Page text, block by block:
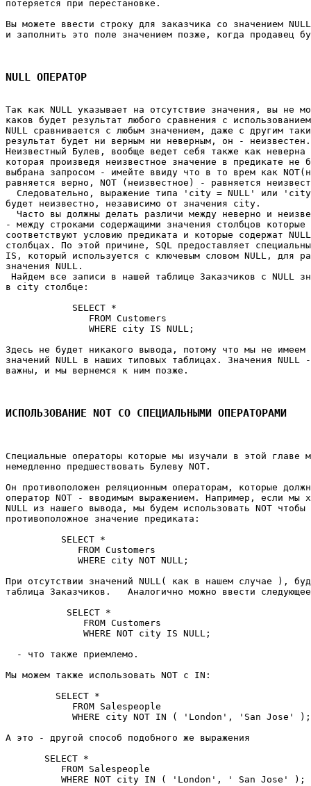
потеряется при перестановке.
Вы можете ввести строку для заказчика со значением
и заполнить это поле значением позже, когда продавец
NULL ОПЕРАТОР
Так как NULL указывает на отсутствие значения, вы не
каков будет результат любого сравнения с
NULL сравнивается с любым значением, даже с другим
результат будет ни верным ни неверным, он -
Неизвестный Булев, вообще ведет себя также как
которая произведя неизвестное значение в предикате не
выбрана запросом - имейте ввиду что в то врем как
равняется верно, NOT (неизвестное) - равняется
Следовательно, выражение типа 'city = NULL' или
будет неизвестно, независимо от значения city.
Часто вы должны делать различи между неверно и
- между строками содержащими значения столбцов
соответствуют условию предиката и которые содержат
столбцах. По этой причине, SQL предоставляет
IS, который используется с ключевым словом NULL, для
значения NULL.
Найдем все записи в нашей таблице Заказчиков с NULL
в city столбце:
            SELECT *
               FROM Customers
               WHERE city IS NULL;
Здесь не будет никакого вывода, потому что мы не
значений NULL в наших типовых таблицах. Значения
важны, и мы вернемся к ним позже.
ИСПОЛЬЗОВАНИЕ NOT СО СПЕЦИАЛЬНЫМИ ОПЕРАТОРАМИ
Специальные операторы которые мы изучали в этой главе
немедленно предшествовать Булеву NOT.
Он противоположен реляционным операторам, которые
оператор NOT - вводимым выражением. Например, если мы
NULL из нашего вывода, мы будем использовать NOT
противоположное значение предиката:
          SELECT *
             FROM Customers
             WHERE city NOT NULL;
При отсутствии значений NULL( как в нашем случае ),
таблица Заказчиков.   Аналогично можно ввести
           SELECT *
              FROM Customers
              WHERE NOT city IS NULL;
  - что также приемлемо.
Мы можем также использовать NOT с IN:
         SELECT *
            FROM Salespeople
WHERE city NOT IN ( 'London', 'San Jose'
А это - другой способ подобного же выражения
       SELECT *
          FROM Salespeople
          WHERE NOT city IN ( 'London', ' San Jose' );